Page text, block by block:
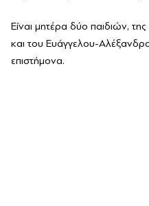
Είναι μητέρα δύο παιδιών,
και του Ευάγγελου-
επιστήμονα.